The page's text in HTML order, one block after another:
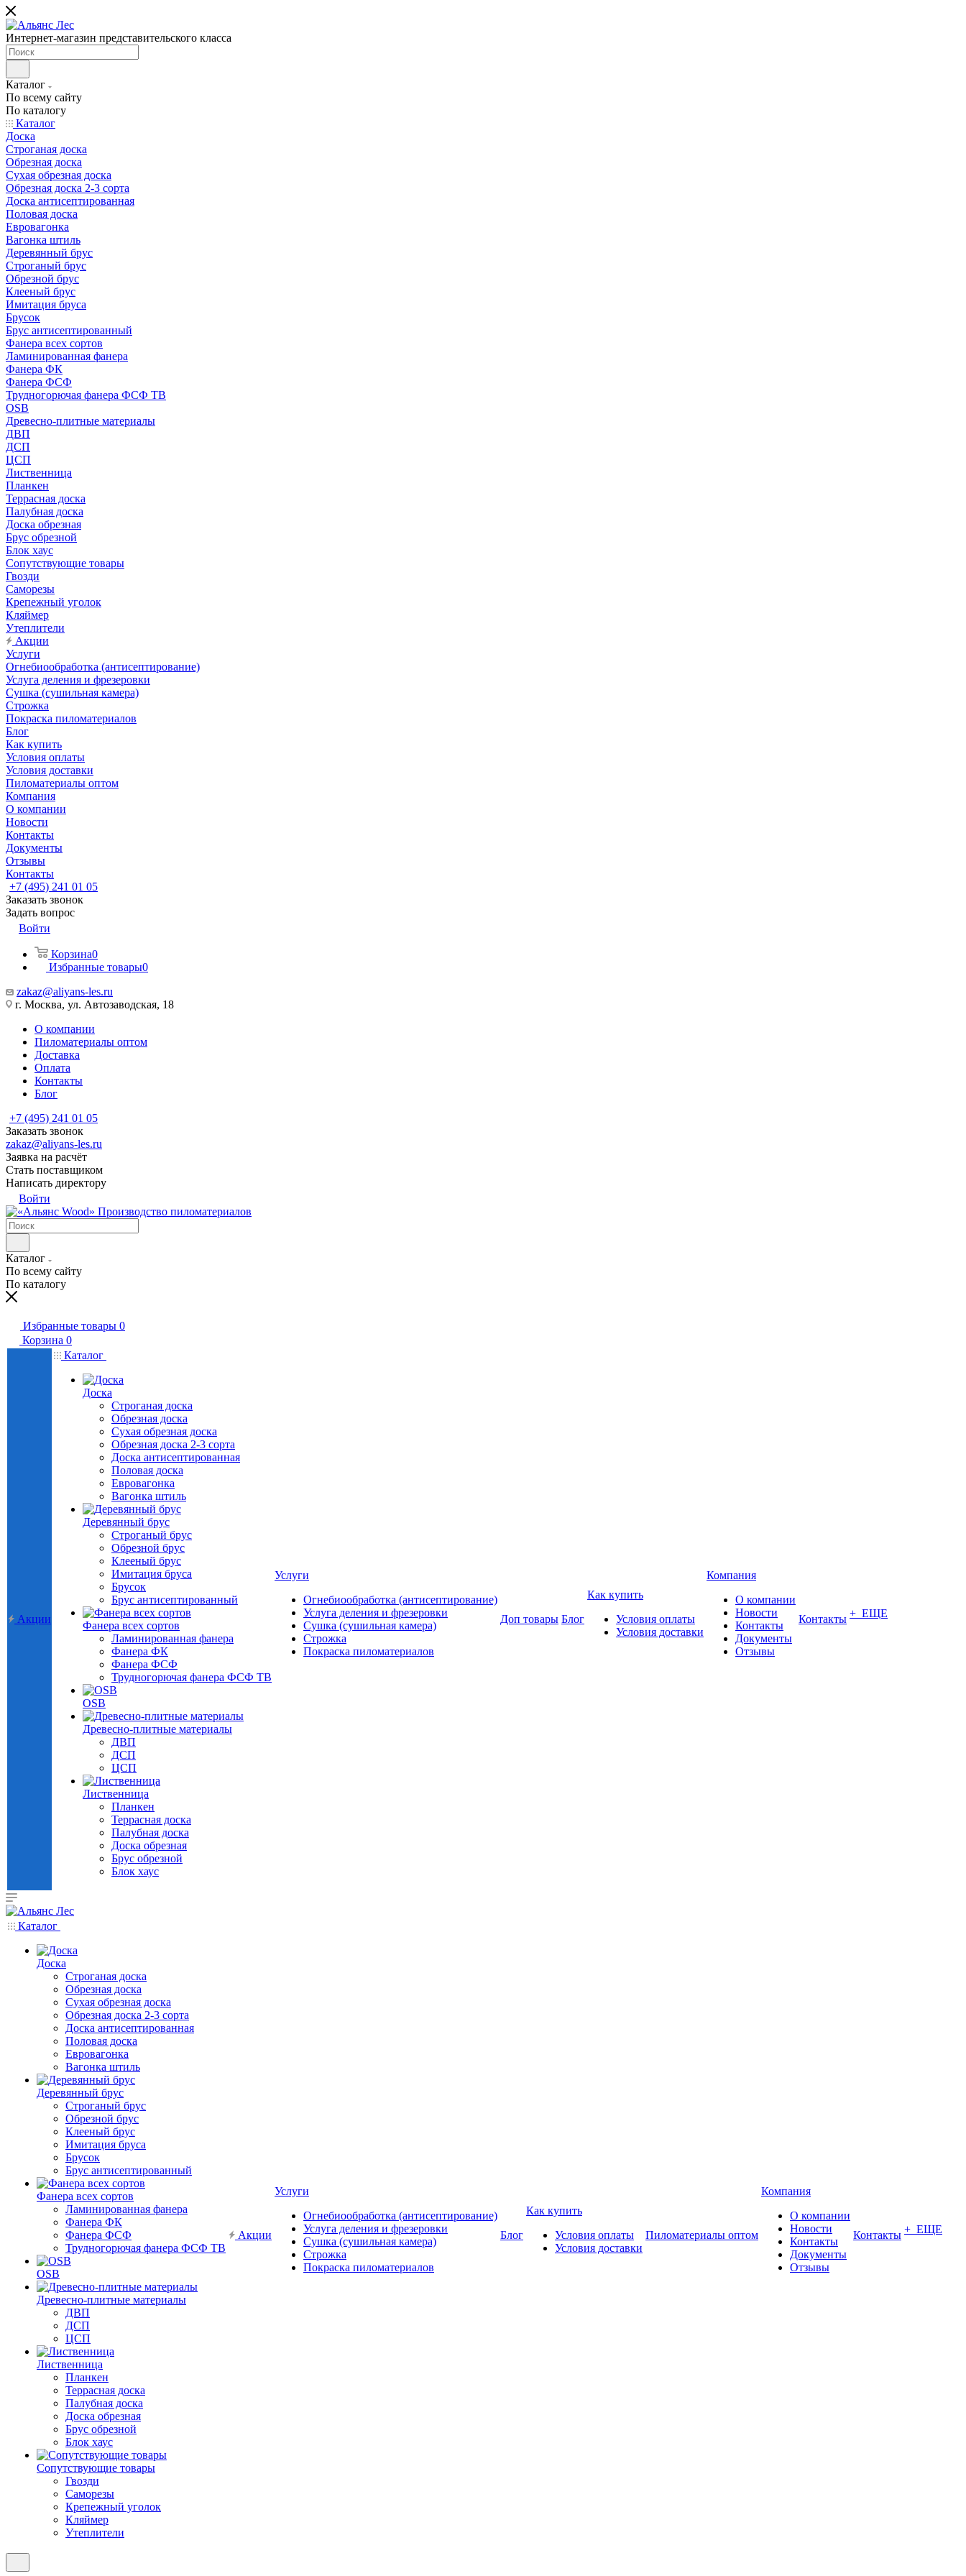
Интернет-магазин представительского класса
Каталог
По всему сайту
По каталогу
Каталог
Доска
Строганая доска
Обрезная доска
Сухая обрезная доска
Обрезная доска 2-3 сорта
Доска антисептированная
Половая доска
Евровагонка
Вагонка штиль
Деревянный брус
Строганый брус
Обрезной брус
Клееный брус
Имитация бруса
Брусок
Брус антисептированный
Фанера всех сортов
Ламинированная фанера
Фанера ФК
Фанера ФСФ
Трудногорючая фанера ФСФ ТВ
OSB
Древесно-плитные материалы
ДВП
ДСП
ЦСП
Лиственница
Планкен
Террасная доска
Палубная доска
Доска обрезная
Брус обрезной
Блок хаус
Сопутствующие товары
Гвозди
Саморезы
Крепежный уголок
Кляймер
Утеплители
Акции
Услуги
Огнебиообработка (антисептирование)
Услуга деления и фрезеровки
Сушка (сушильная камера)
Строжка
Покраска пиломатериалов
Блог
Как купить
Условия оплаты
Условия доставки
Пиломатериалы оптом
Компания
О компании
Новости
Контакты
Документы
Отзывы
Контакты
+7 (495) 241 01 05
Заказать звонок
Задать вопрос
Войти
Корзина0
Избранные товары0
zakaz@aliyans-les.ru
г. Москва, ул. Автозаводская, 18
О компании
Пиломатериалы оптом
Доставка
Оплата
Контакты
Блог
+7 (495) 241 01 05
Заказать звонок
zakaz@aliyans-les.ru
Заявка на расчёт
Стать поставщиком
Написать директору
Войти
Производство пиломатериалов
Каталог
По всему сайту
По каталогу
Избранные товары 0
Корзина 0
Акции
Каталог
Доска
Строганая доска
Обрезная доска
Сухая обрезная доска
Обрезная доска 2-3 сорта
Доска антисептированная
Половая доска
Евровагонка
Вагонка штиль
Деревянный брус
Строганый брус
Обрезной брус
Клееный брус
Имитация бруса
Брусок
Брус антисептированный
Фанера всех сортов
Ламинированная фанера
Фанера ФК
Фанера ФСФ
Трудногорючая фанера ФСФ ТВ
OSB
Древесно-плитные материалы
ДВП
ДСП
ЦСП
Лиственница
Планкен
Террасная доска
Палубная доска
Доска обрезная
Брус обрезной
Блок хаус
Услуги
Огнебиообработка (антисептирование)
Услуга деления и фрезеровки
Сушка (сушильная камера)
Строжка
Покраска пиломатериалов
Доп товары Блог
Как купить
Условия оплаты
Условия доставки
Компания
О компании
Новости
Контакты
Документы
Отзывы
Контакты + ЕЩЕ
Каталог
Доска
Строганая доска
Обрезная доска
Сухая обрезная доска
Обрезная доска 2-3 сорта
Доска антисептированная
Половая доска
Евровагонка
Вагонка штиль
Деревянный брус
Строганый брус
Обрезной брус
Клееный брус
Имитация бруса
Брусок
Брус антисептированный
Фанера всех сортов
Ламинированная фанера
Фанера ФК
Фанера ФСФ
Трудногорючая фанера ФСФ ТВ
OSB
Древесно-плитные материалы
ДВП
ДСП
ЦСП
Лиственница
Планкен
Террасная доска
Палубная доска
Доска обрезная
Брус обрезной
Блок хаус
Сопутствующие товары
Гвозди
Саморезы
Крепежный уголок
Кляймер
Утеплители
Акции
Услуги
Огнебиообработка (антисептирование)
Услуга деления и фрезеровки
Сушка (сушильная камера)
Строжка
Покраска пиломатериалов
Блог
Как купить
Условия оплаты
Условия доставки
Пиломатериалы оптом
Компания
О компании
Новости
Контакты
Документы
Отзывы
Контакты + ЕЩЕ